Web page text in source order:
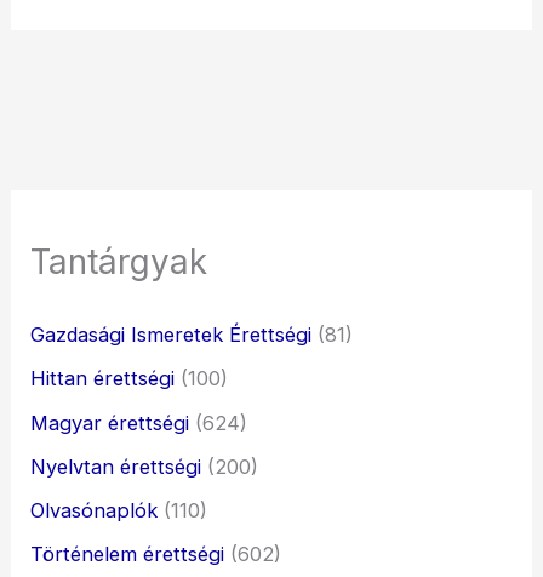
Tantárgyak
Gazdasági Ismeretek Érettségi (81)
Hittan érettségi (100)
Magyar érettségi (624)
Nyelvtan érettségi (200)
Olvasónaplók (110)
Történelem érettségi (602)